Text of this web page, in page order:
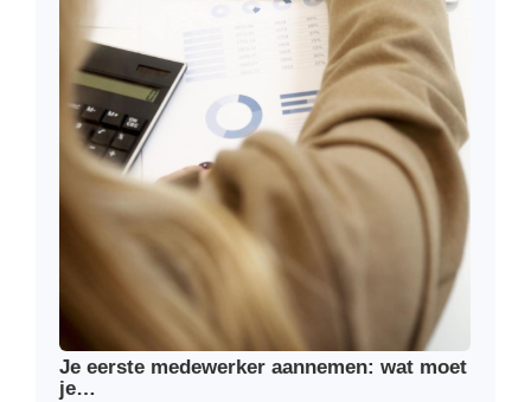
Je eerste medewerker aannemen: wat moet
je…